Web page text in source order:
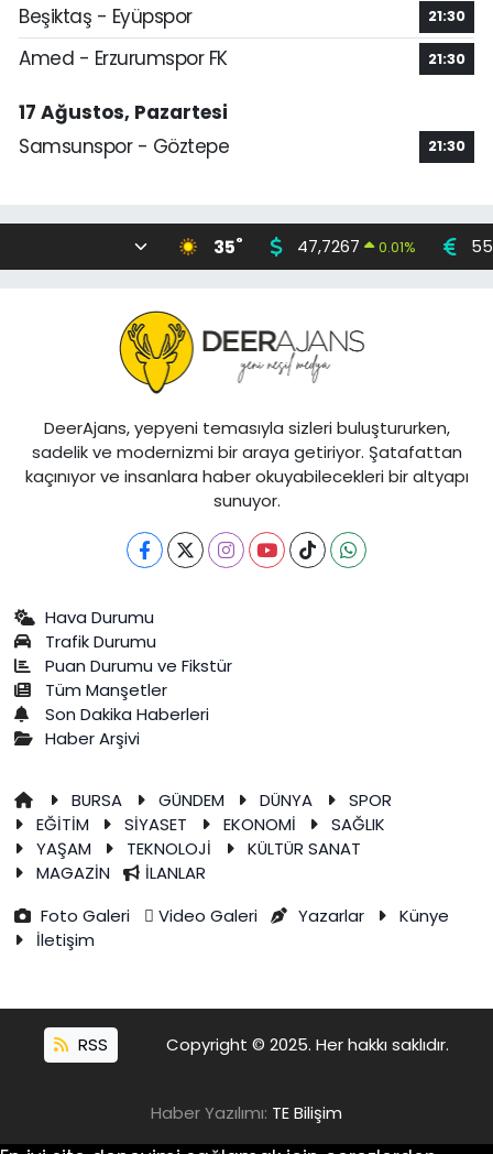
Beşiktaş - Eyüpspor 21:30
Amed - Erzurumspor FK 21:30
17 Ağustos, Pazartesi
Samsunspor - Göztepe
21:30
35° 47,7267 0.01%
DeerAjans, yepyeni temasıyla sizleri buluştururken,
sadelik ve modernizmi bir araya getiriyor. Şatafattan
kaçınıyor ve insanlara haber okuyabilecekleri bir altyapı
sunuyor.
Hava Durumu
Trafik Durumu
Puan Durumu ve Fikstür
Tüm Manşetler
Son Dakika Haberleri
Haber Arşivi
BURSA GÜNDEM DÜNYA
SPOR
EĞİTİM
SİYASET EKONOMİ
SAĞLIK
YAŞAM
TEKNOLOJİ
KÜLTÜR SANAT
MAGAZİN
İLANLAR
Foto Galeri
Video Galeri Yazarlar
Künye
İletişim
RSS Copyright © 2025. Her hakkı saklıdır.
Haber Yazılımı: TE Bilişim